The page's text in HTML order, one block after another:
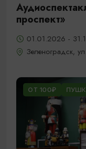
проспект»
01.01.2026 -
Зеленоградск,
ОТ 100₽